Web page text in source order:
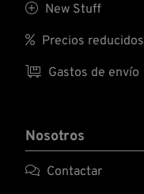
 New Stuff
 Precios reducidos
 Gastos de envío
Nosotros
 Contactar